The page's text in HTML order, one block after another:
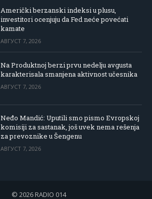
Američki berzanski indeksi u plusu,
investitori ocenjuju da Fed neće povećati
kamate
АВГУСТ 7, 2026
Na Produktnoj berzi prvu nedelju avgusta
karakterisala smanjena aktivnost učesnika
АВГУСТ 7, 2026
Neđo Mandić: Uputili smo pismo Evropskoj
komisiji za sastanak, još uvek nema rešenja
za prevoznike u Šengenu
АВГУСТ 7, 2026
© 2026 RADIO 014